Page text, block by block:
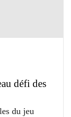
défi des
du jeu